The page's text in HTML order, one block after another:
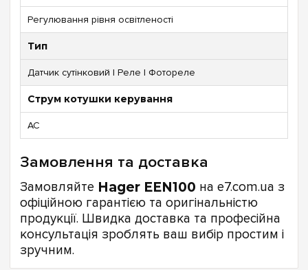
Регулювання рівня освітленості
Тип
Датчик сутінковий | Реле | Фотореле
Струм котушки керування
AC
Замовлення та доставка
Замовляйте Hager EEN100 на e7.com.ua з
офіційною гарантією та оригінальністю
продукції. Швидка доставка та професійна
консультація зроблять ваш вибір простим і
зручним.